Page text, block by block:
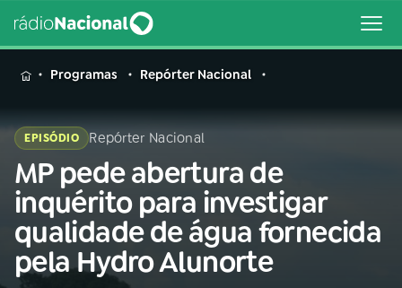
MENU
Buscar
na
Rádio
Nacional
Buscar
AO VIVO
Programas Repórter Nacional
EPISÓDIO Repórter Nacional
MP pede abertura de
inquérito para investigar
qualidade de água fornecida
pela Hydro Alunorte